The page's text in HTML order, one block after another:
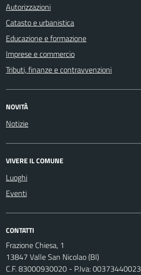
Autorizzazioni
Catasto e urbanistica
Educazione e formazione
Imprese e commercio
Tributi, finanze e contravvenzioni
NOVITÀ
Notizie
VIVERE IL COMUNE
Luoghi
Eventi
CONTATTI
Frazione Chiesa, 1
13847 Valle San Nicolao (BI)
C.F. 83000930020 - P.Iva: 00373440023